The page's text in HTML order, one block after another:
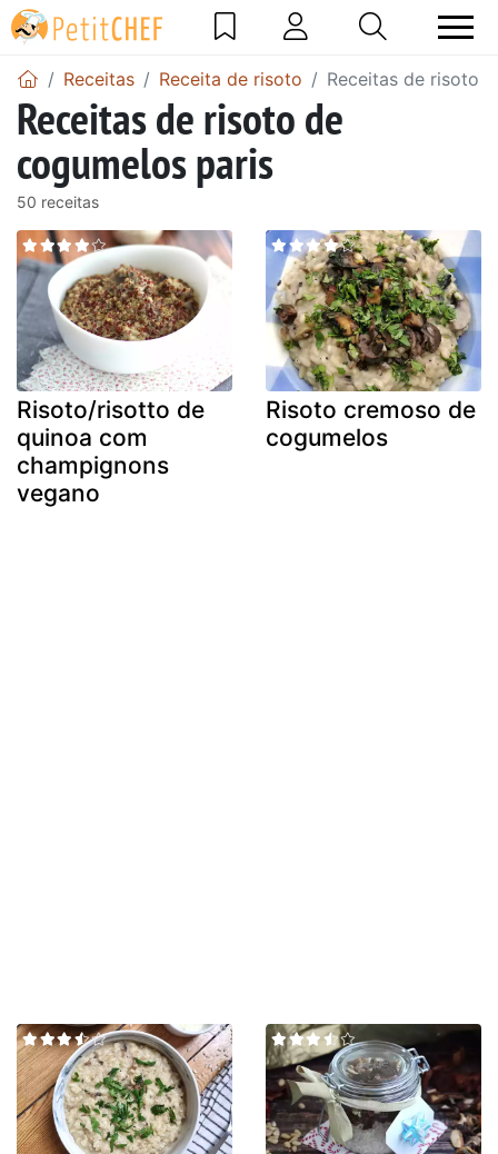
Receitas Receita de risoto Receitas de risoto
Receitas de risoto de
cogumelos paris
50 receitas
Risoto/risotto de
quinoa com
champignons
vegano
Risoto cremoso de
cogumelos